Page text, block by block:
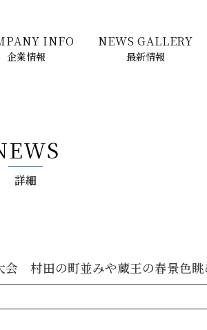
INFO
企業情報
NEWS GALLERY
最新情報
詳細
会 村田の町並みや蔵王の春景色眺